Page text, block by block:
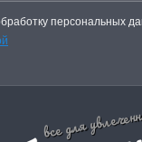
персональных
все для